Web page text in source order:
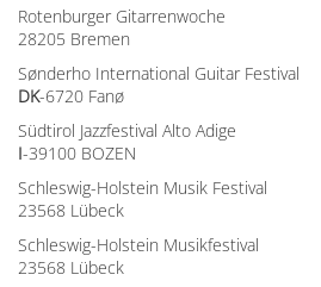
Rotenburger Gitarrenwoche
28205 Bremen
Sønderho International Guitar Festival
DK-6720 Fanø
Südtirol Jazzfestival Alto Adige
I-39100 BOZEN
Schleswig-Holstein Musik Festival
23568 Lübeck
Schleswig-Holstein Musikfestival
23568 Lübeck